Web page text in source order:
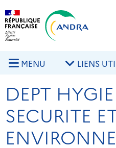
Aller au contenu principal
MENU LIENS
DEPT
SECURITE